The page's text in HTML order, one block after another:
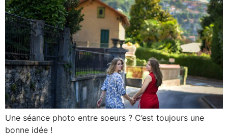
Une séance photo entre soeurs ? C’est toujours une
bonne idée !